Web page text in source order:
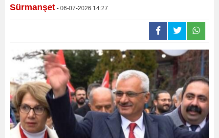
Sürmanşet - 06-07-2026 14:27